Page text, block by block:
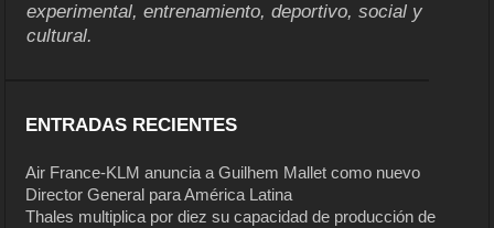
experimental, entrenamiento, deportivo, social y
cultural.
ENTRADAS RECIENTES
Air France-KLM anuncia a Guilhem Mallet como nuevo
Director General para América Latina
Thales multiplica por diez su capacidad de producción de